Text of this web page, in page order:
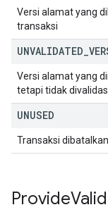
Versi alamat yang
transaksi
UNVALIDATED
Versi alamat yang
tetapi tidak
UNUSED
Transaksi
Provide